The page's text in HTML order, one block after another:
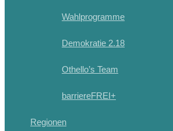
Wahlprogramme
Demokratie 2.18
Othello’s Team
barriereFREI+
Regionen